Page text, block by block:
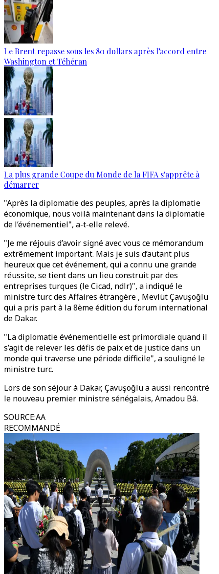
Le Brent repasse sous les 80 dollars après l’accord entre
Washington et Téhéran
La plus grande Coupe du Monde de la FIFA s'apprête à
démarrer
"Après la diplomatie des peuples, après la diplomatie
économique, nous voilà maintenant dans la diplomatie
de l’événementiel", a-t-elle relevé.
"Je me réjouis d’avoir signé avec vous ce mémorandum
extrêmement important. Mais je suis d’autant plus
heureux que cet événement, qui a connu une grande
réussite, se tient dans un lieu construit par des
entreprises turques (le Cicad, ndlr)", a indiqué le
ministre turc des Affaires étrangère , Mevlüt Çavuşoğlu
qui a pris part à la 8ème édition du forum international
de Dakar.
"La diplomatie événementielle est primordiale quand il
s’agit de relever les défis de paix et de justice dans un
monde qui traverse une période difficile", a souligné le
ministre turc.
Lors de son séjour à Dakar, Çavuşoğlu a aussi rencontré
le nouveau premier ministre sénégalais, Amadou Bâ.
SOURCE:AA
RECOMMANDÉ